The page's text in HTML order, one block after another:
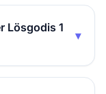
Lösgodis 1
▾